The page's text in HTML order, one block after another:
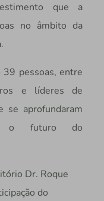
que a
no âmbito da
pessoas, entre
e líderes de
se aprofundaram
o futuro do
Dr. Roque
do